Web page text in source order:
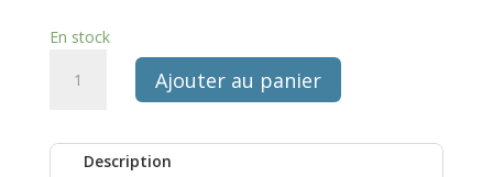
En stock
vaisselle
Ajouter au panier
Description